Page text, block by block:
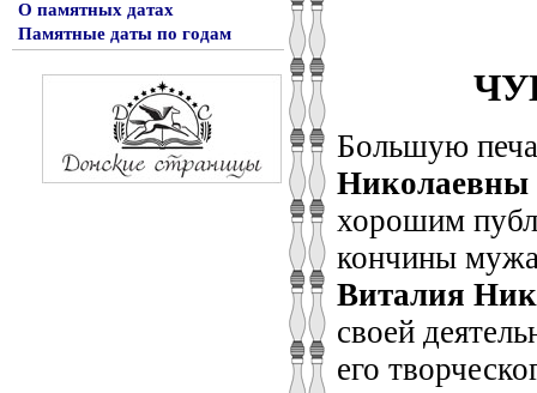
О памятных датах
Памятные даты по годам
Большую
хорошим
кончины мужа
Виталия
своей
его